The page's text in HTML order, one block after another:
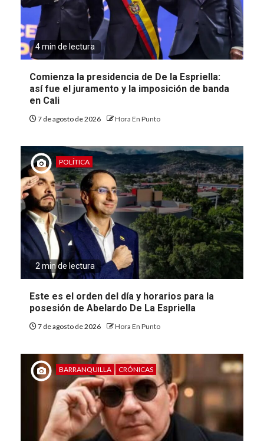
4 min de lectura
Comienza la presidencia de De la Espriella:
así fue el juramento y la imposición de banda
en Cali
7 de agosto de 2026 Hora En Punto
POLÍTICA
2 min de lectura
Este es el orden del día y horarios para la
posesión de Abelardo De La Espriella
7 de agosto de 2026 Hora En Punto
BARRANQUILLA CRÓNICAS